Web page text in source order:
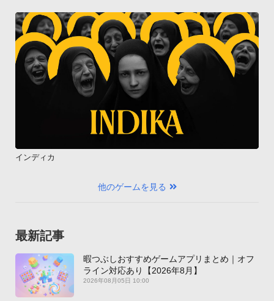
インディカ
他のゲームを見る
最新記事
暇つぶしおすすめゲームアプリまとめ｜オフ
ライン対応あり【2026年8月】
2026年08月05日 10:00